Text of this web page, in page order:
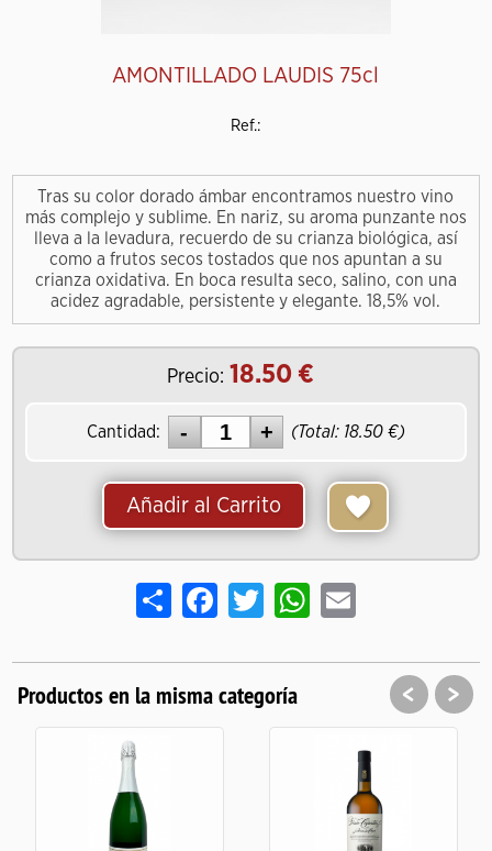
AMONTILLADO LAUDIS 75cl
Ref.:
Tras su color dorado ámbar encontramos nuestro vino
más complejo y sublime. En nariz, su aroma punzante nos
lleva a la levadura, recuerdo de su crianza biológica, así
como a frutos secos tostados que nos apuntan a su
crianza oxidativa. En boca resulta seco, salino, con una
acidez agradable, persistente y elegante. 18,5% vol.
Precio: 18.50
Cantidad: (Total: 18.50)
Añadir al Carrito
ShareFacebook
TwitterWhatsApp
Email
Productos en la misma categoría < >